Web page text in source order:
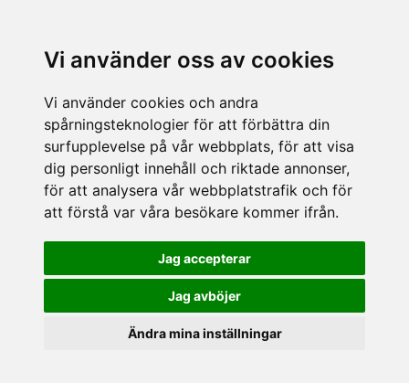
Vi använder oss av cookies
Vi använder cookies och andra
spårningsteknologier för att förbättra din
surfupplevelse på vår webbplats, för att visa
dig personligt innehåll och riktade annonser,
för att analysera vår webbplatstrafik och för
att förstå var våra besökare kommer ifrån.
Jag accepterar
Jag avböjer
Ändra mina inställningar